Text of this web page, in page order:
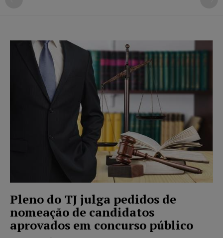
Pleno do TJ julga pedidos de
nomeação de candidatos
aprovados em concurso público